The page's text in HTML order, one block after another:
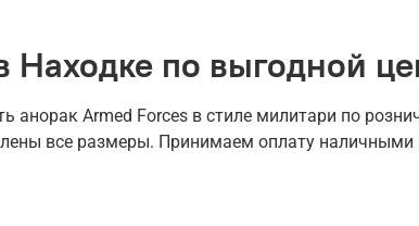
Находке по выгодной
Armed Forces в стиле милитари по
все размеры. Принимаем оплату